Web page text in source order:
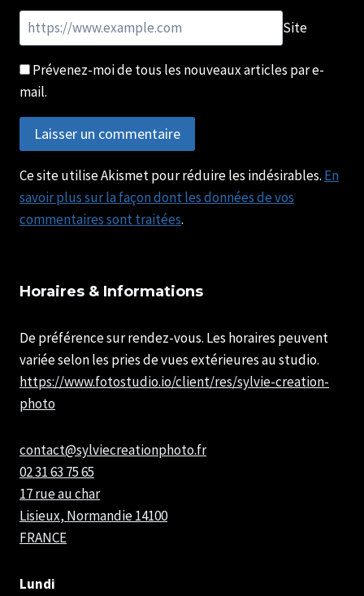
Site
Prévenez-moi de tous les nouveaux articles par e-
mail.
Ce site utilise Akismet pour réduire les indésirables. En
savoir plus sur la façon dont les données de vos
commentaires sont traitées.
Horaires & Informations
De préférence sur rendez-vous. Les horaires peuvent
variée selon les pries de vues extérieures au studio.
https://www.fotostudio.io/client/res/sylvie-creation-
photo
contact@sylviecreationphoto.fr
02 31 63 75 65
17 rue au char
Lisieux, Normandie14100
FRANCE
Lundi